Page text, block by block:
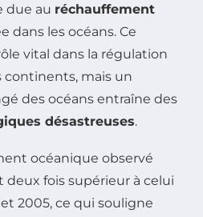
due au réchauffement
dans les océans. Ce
vital dans la régulation
mais un
des océans entraîne des
désastreuses.
océanique observé
deux fois supérieur à celui
2005, ce qui souligne